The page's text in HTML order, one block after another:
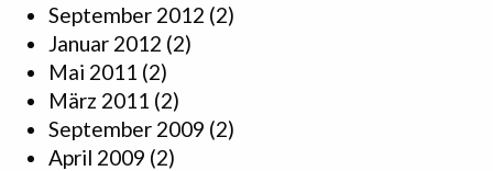
September 2012 (2)
Januar 2012 (2)
Mai 2011 (2)
März 2011 (2)
September 2009 (2)
April 2009 (2)